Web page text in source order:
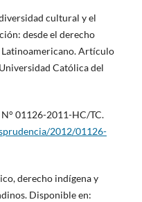
cultural y el
desde el derecho
Artículo
Católica del
01126-2011-HC/TC.
2012/01126-
derecho indígena y
Disponible en: